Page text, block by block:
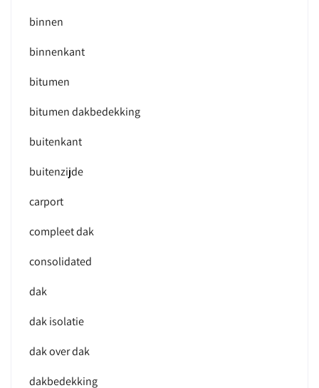
binnen
binnenkant
bitumen
bitumen dakbedekking
buitenkant
buitenzijde
carport
compleet dak
consolidated
dak
dak isolatie
dak over dak
dakbedekking